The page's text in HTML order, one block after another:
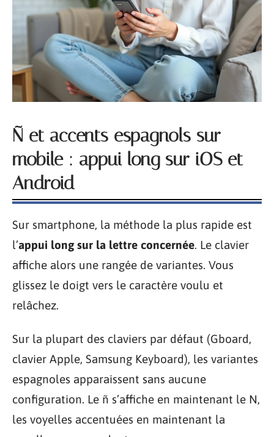
Ñ et accents espagnols sur
mobile : appui long sur iOS et
Android
Sur smartphone, la méthode la plus rapide est
l’appui long sur la lettre concernée. Le clavier
affiche alors une rangée de variantes. Vous
glissez le doigt vers le caractère voulu et
relâchez.
Sur la plupart des claviers par défaut (Gboard,
clavier Apple, Samsung Keyboard), les variantes
espagnoles apparaissent sans aucune
configuration. Le ñ s’affiche en maintenant le N,
les voyelles accentuées en maintenant la